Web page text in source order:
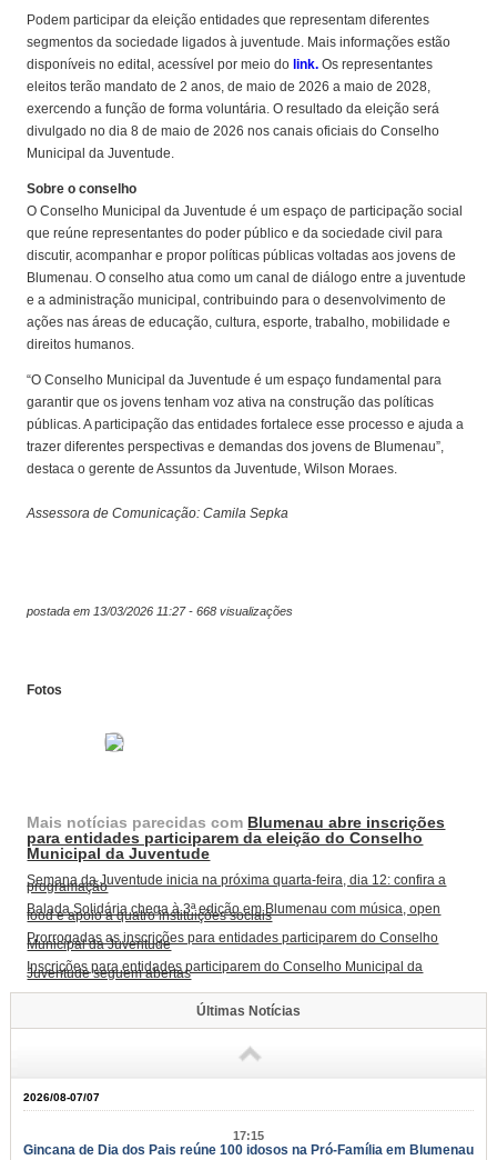
Podem participar da eleição entidades que representam diferentes
segmentos da sociedade ligados à juventude. Mais informações estão
disponíveis no edital, acessível por meio do link.Os representantes
eleitos terão mandato de 2 anos, de maio de 2026 a maio de 2028,
exercendo a função de forma voluntária. O resultado da eleição será
divulgado no dia 8 de maio de 2026 nos canais oficiais do Conselho
Municipal da Juventude.
Sobre o conselho
O Conselho Municipal da Juventude é um espaço de participação social
que reúne representantes do poder público e da sociedade civil para
discutir, acompanhar e propor políticas públicas voltadas aos jovens de
Blumenau. O conselho atua como um canal de diálogo entre a juventude
e a administração municipal, contribuindo para o desenvolvimento de
ações nas áreas de educação, cultura, esporte, trabalho, mobilidade e
direitos humanos.
“O Conselho Municipal da Juventude é um espaço fundamental para
garantir que os jovens tenham voz ativa na construção das políticas
públicas. A participação das entidades fortalece esse processo e ajuda a
trazer diferentes perspectivas e demandas dos jovens de Blumenau”,
destaca o gerente de Assuntos da Juventude, Wilson Moraes.
Assessora de Comunicação: Camila Sepka
postada em 13/03/2026 11:27 - 668 visualizações
Fotos
Mais notícias parecidas com Blumenau abre inscrições
para entidades participarem da eleição do Conselho
Municipal da Juventude
Semana da Juventude inicia na próxima quarta-feira, dia 12: confira a
programação
Balada Solidária chega à 3ª edição em Blumenau com música, open
food e apoio a quatro instituições sociais
Prorrogadas as inscrições para entidades participarem do Conselho
Municipal da Juventude
Inscrições para entidades participarem do Conselho Municipal da
Juventude seguem abertas
Últimas Notícias
2026/08-07/07
17:15
Gincana de Dia dos Pais reúne 100 idosos na Pró-Família em Blumenau